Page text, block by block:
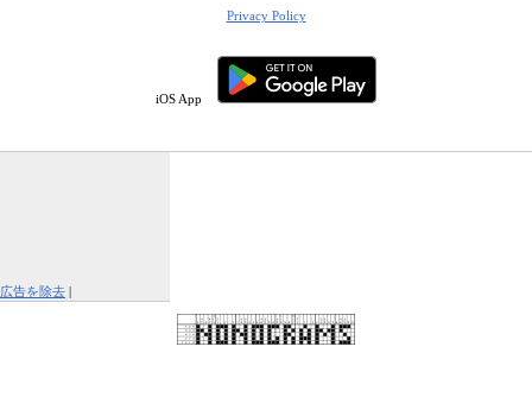
Privacy Policy
iOS App
広告を除去 |